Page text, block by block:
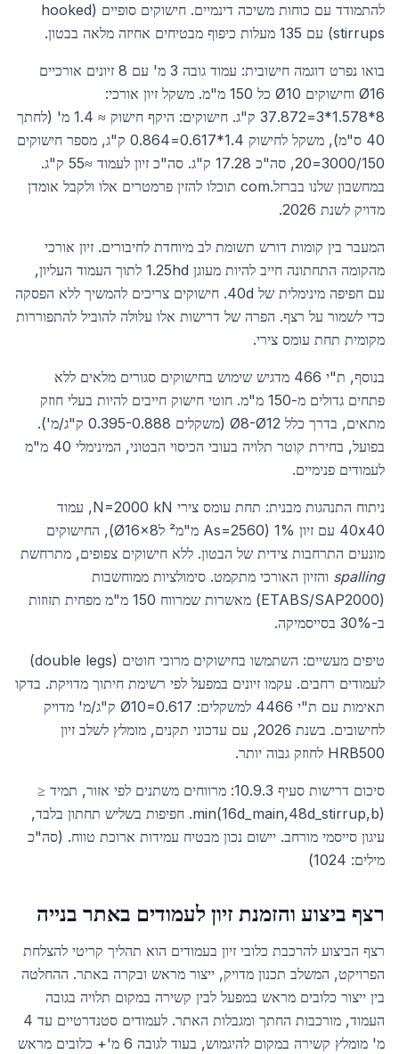
להתמודד עם כוחות משיכה דינמיים. חישוקים סופיים (hooked
stirrups) עם 135 מעלות כיפוף מבטיחים אחיזה מלאה בבטון.
בואו נפרט דוגמה חישובית: עמוד גובה 3 מ' עם 8 זיונים אורכיים
Ø16 וחישוקים Ø10 כל 150 מ"מ. משקל זיון אורכי:
8*1.578*3=37.872 ק"ג. חישוקים: היקף חישוק ≈ 1.4 מ' (לחתך
40 ס"מ), משקל לחישוק 1.4*0.617=0.864 ק"ג, מספר חישוקים
3000/150=20, סה"כ 17.28 ק"ג. סה"כ זיון לעמוד ≈55 ק"ג.
במחשבון שלנו בברזל.com תוכלו להזין פרמטרים אלו ולקבל אומדן
מדויק לשנת 2026.
המעבר בין קומות דורש תשומת לב מיוחדת לחיבורים. זיון אורכי
מהקומה התחתונה חייב להיות מעוגן 1.25hd לתוך העמוד העליון,
עם חפיפה מינימלית של 40d. חישוקים צריכים להמשיך ללא הפסקה
כדי לשמור על רצף. הפרה של דרישות אלו עלולה להוביל להתפוררות
מקומית תחת עומס צירי.
בנוסף, ת"י 466 מדגיש שימוש בחישוקים סגורים מלאים ללא
פתחים גדולים מ-150 מ"מ. חוטי חישוק חייבים להיות בעלי חוזק
מתאים, בדרך כלל Ø8-Ø12 (משקלים 0.395-0.888 ק"ג/מ').
בפועל, בחירת קוטר תלויה בעובי הכיסוי הבטוני, המינימלי 40 מ"מ
לעמודים פנימיים.
ניתוח התנהגות מבנית: תחת עומס צירי N=2000 kN, עמוד
40x40 עם זיון 1% (As=2560 מ"מ² לØ16x8), החישוקים
מונעים התרחבות צידית של הבטון. ללא חישוקים צפופים, מתרחשת
spalling והזיון האורכי מתקמט. סימולציות ממוחשבות
(ETABS/SAP2000) מאשרות שמרווח 150 מ"מ מפחית תזוזות
ב-30% בסייסמיקה.
טיפים מעשיים: השתמשו בחישוקים מרובי חוטים (double legs)
לעמודים רחבים. עקמו זיונים במפעל לפי רשימת חיתוך מדויקת. בדקו
תאימות עם ת"י 4466 למשקלים: Ø10=0.617 ק"ג/מ' מדויק
לחישובים. בשנת 2026, עם עדכוני תקנים, מומלץ לשלב זיון
HRB500 לחוזק גבוה יותר.
סיכום דרישות סעיף 10.9.3: מרווחים משתנים לפי אזור, תמיד ≤
min(16d_main,48d_stirrup,b). חפיפות בשליש תחתון בלבד,
עיגון סייסמי מורחב. יישום נכון מבטיח עמידות ארוכת טווח. (סה"כ
מילים: 1024)
רצף ביצוע והזמנת זיון לעמודים באתר בנייה
רצף הביצוע להרכבת כלובי זיון בעמודים הוא תהליך קריטי להצלחת
הפרויקט, המשלב תכנון מדויק, ייצור מראש ובקרה באתר. ההחלטה
בין ייצור כלובים מראש במפעל לבין קשירה במקום תלויה בגובה
העמוד, מורכבות החתך ומגבלות האתר. לעמודים סטנדרטיים עד 4
מ' מומלץ קשירה במקום להיגמוש, בעוד לגובה 6 מ'+ כלובים מראש